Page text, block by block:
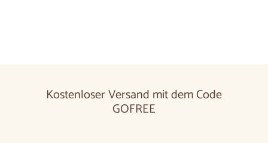
Kostenloser Versand mit dem Code
GOFREE